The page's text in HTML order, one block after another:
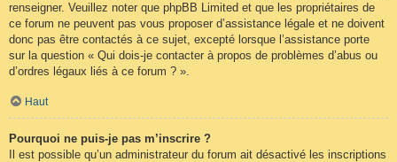
renseigner. Veuillez noter que phpBB Limited et que les propriétaires de
ce forum ne peuvent pas vous proposer d’assistance légale et ne doivent
donc pas être contactés à ce sujet, excepté lorsque l’assistance porte
sur la question « Qui dois-je contacter à propos de problèmes d’abus ou
d’ordres légaux liés à ce forum ? ».
Haut
Pourquoi ne puis-je pas m’inscrire ?
Il est possible qu’un administrateur du forum ait désactivé les inscriptions